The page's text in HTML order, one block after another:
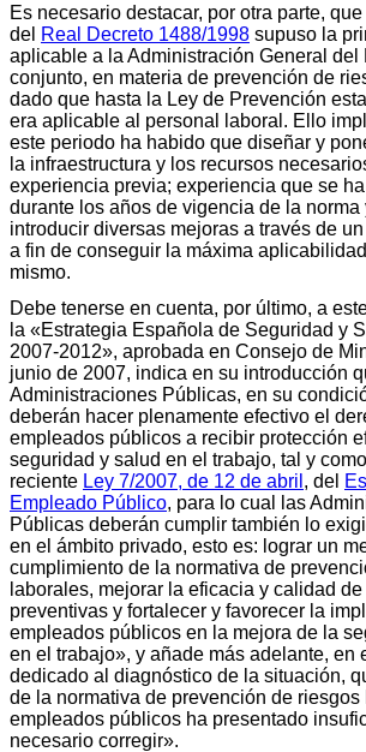
Es necesario destacar, por otra parte,
del Real Decreto 1488/1998 supuso la
aplicable a la Administración General del
conjunto, en materia de prevención de
dado que hasta la Ley de Prevención
era aplicable al personal laboral. Ello
este periodo ha habido que diseñar y
la infraestructura y los recursos
experiencia previa; experiencia que se
durante los años de vigencia de la norma
introducir diversas mejoras a través de
a fin de conseguir la máxima
mismo.
Debe tenerse en cuenta, por último, a
la «Estrategia Española de Seguridad y
2007-2012», aprobada en Consejo de
junio de 2007, indica en su introducción
Administraciones Públicas, en su
deberán hacer plenamente efectivo el
empleados públicos a recibir protección
seguridad y salud en el trabajo, tal y
reciente Ley 7/2007, de 12 de abril , del
Empleado Público, para lo cual las
Públicas deberán cumplir también lo
en el ámbito privado, esto es: lograr un
cumplimiento de la normativa de
laborales, mejorar la eficacia y calidad
preventivas y fortalecer y favorecer la
empleados públicos en la mejora de la
en el trabajo», y añade más adelante, en
dedicado al diagnóstico de la situación,
de la normativa de prevención de
empleados públicos ha presentado
necesario corregir».